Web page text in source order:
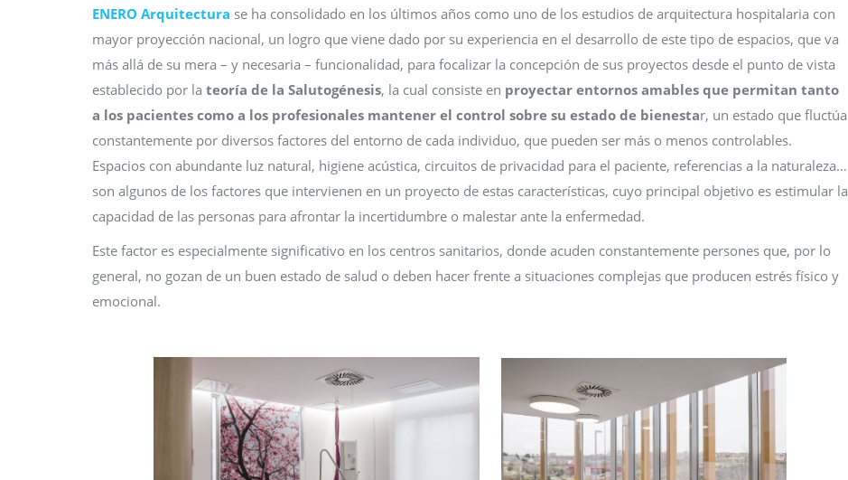
ENERO Arquitectura se ha consolidado en los últimos años como uno de los estudios de arquitectura hospitalaria con
mayor proyección nacional, un logro que viene dado por su experiencia en el desarrollo de este tipo de espacios, que va
más allá de su mera – y necesaria – funcionalidad, para focalizar la concepción de sus proyectos desde el punto de vista
establecido por la teoría de la Salutogénesis, la cual consiste en proyectar entornos amables que permitan tanto
a los pacientes como a los profesionales mantener el control sobre su estado de bienestar, un estado que fluctúa
constantemente por diversos factores del entorno de cada individuo, que pueden ser más o menos controlables.
Espacios con abundante luz natural, higiene acústica, circuitos de privacidad para el paciente, referencias a la naturaleza…
son algunos de los factores que intervienen en un proyecto de estas características, cuyo principal objetivo es estimular la
capacidad de las personas para afrontar la incertidumbre o malestar ante la enfermedad.
Este factor es especialmente significativo en los centros sanitarios, donde acuden constantemente persones que, por lo
general, no gozan de un buen estado de salud o deben hacer frente a situaciones complejas que producen estrés físico y
emocional.